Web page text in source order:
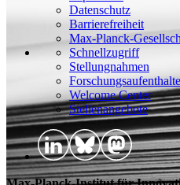
Datenschutz
Barrierefreiheit
Max-Planck-
Schnellzugriff
Stellungnahmen
Forschungsaufenthalte
Welcome Center
Stellenangebote